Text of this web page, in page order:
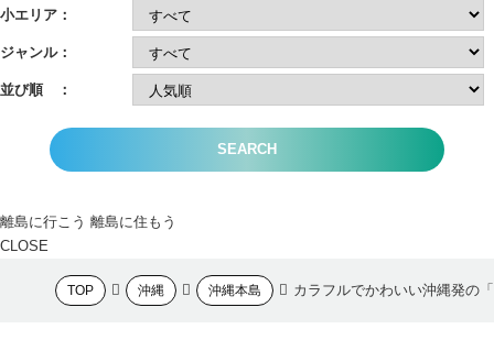
小エリア：
ジャンル：
並び順 ：
SEARCH
離島に行こう 離島に住もう
CLOSE
TOP 沖縄 沖縄本島 カラフルでかわいい沖縄発の